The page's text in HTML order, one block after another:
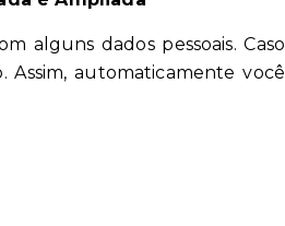
alguns dados pessoais. Caso
Assim, automaticamente você